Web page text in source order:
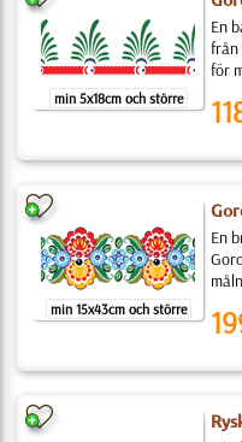
min 5x18cm och större
En
från
för
min 15x43cm och större
En